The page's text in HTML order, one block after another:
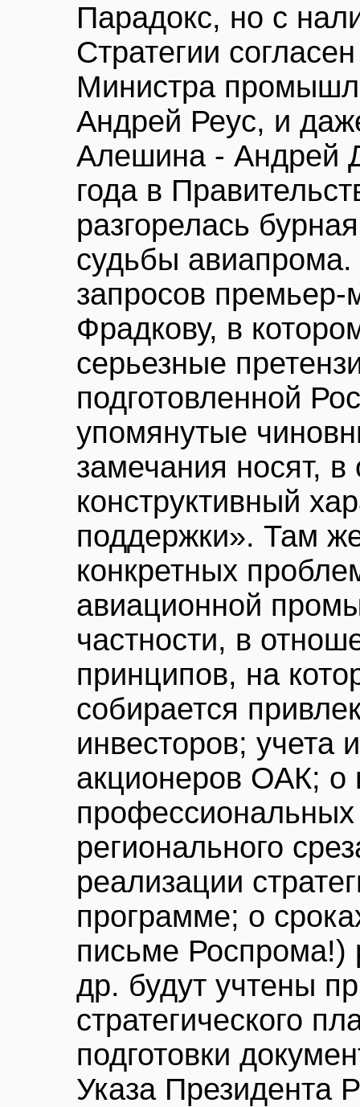
Парадокс, но с
Стратегии
Министра
Андрей Реус, и
Алешина - Андрей
года в
разгорелась
судьбы авиапрома.
запросов
Фрадкову, в
серьезные
подготовленной
упомянутые
замечания носят,
конструктивный
поддержки». Там
конкретных
авиационной
частности, в
принципов, на
собирается
инвесторов; учета
акционеров ОАК; о
профессиональных
регионального
реализации
программе; о
письме Роспрома!)
др. будут учтены
стратегического
подготовки
Указа Президента